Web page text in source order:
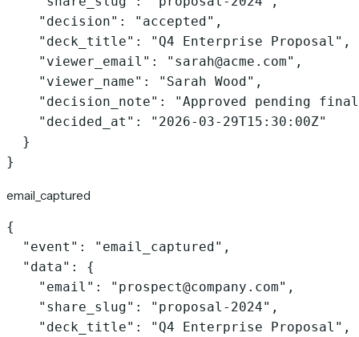
    "decision": "accepted",
    "deck_title": "Q4 Enterprise Proposal",
    "viewer_email": "sarah@acme.com",
    "viewer_name": "Sarah Wood",
"decision_note": "Approved pending
    "decided_at": "2026-03-29T15:30:00Z"
  }
}
email_captured
{
  "event": "email_captured",
  "data": {
    "email": "prospect@company.com",
    "share_slug": "proposal-2024",
    "deck_title": "Q4 Enterprise Proposal",